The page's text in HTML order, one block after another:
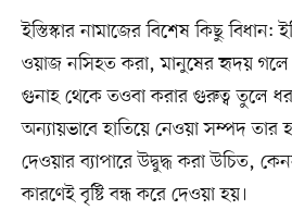
ইস্তিস্কার নামাজের বিশেষ কিছু বিধান:
ওয়াজ নসিহত করা, মানুষের হৃদয় গলে
গুনাহ থেকে তওবা করার গুরুত্ব তুলে
অন্যায়ভাবে হাতিয়ে নেওয়া সম্পদ তার
দেওয়ার ব্যাপারে উদ্বুদ্ধ করা উচিত,
কারণেই বৃষ্টি বন্ধ করে দেওয়া হয়।